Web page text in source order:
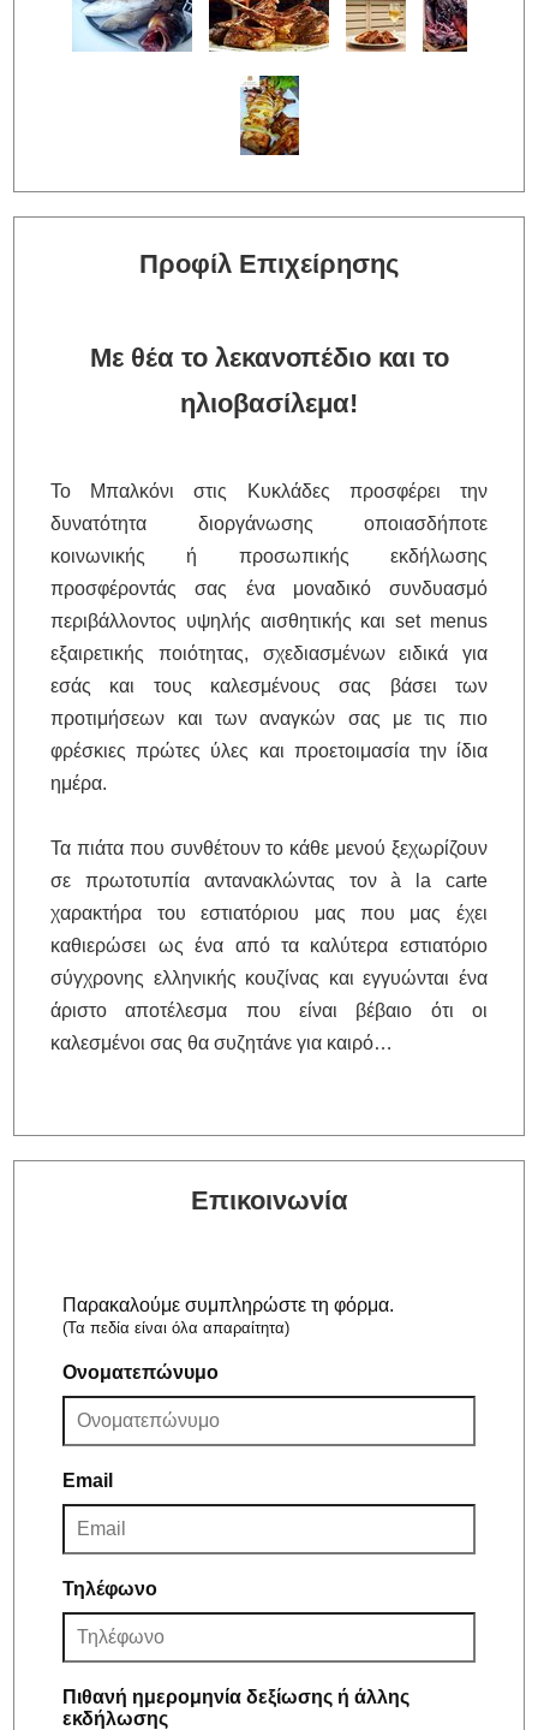
Προφίλ Επιχείρησης
Με θέα το λεκανοπέδιο και το
ηλιοβασίλεμα!
To Μπαλκόνι στις Κυκλάδες προσφέρει την
δυνατότητα διοργάνωσης οποιασδήποτε
κοινωνικής ή προσωπικής εκδήλωσης
προσφέροντάς σας ένα μοναδικό συνδυασμό
περιβάλλοντος υψηλής αισθητικής και set menus
εξαιρετικής ποιότητας, σχεδιασμένων ειδικά για
εσάς και τους καλεσμένους σας βάσει των
προτιμήσεων και των αναγκών σας με τις πιο
φρέσκιες πρώτες ύλες και προετοιμασία την ίδια
ημέρα.
Τα πιάτα που συνθέτουν το κάθε μενού ξεχωρίζουν
σε πρωτοτυπία αντανακλώντας τον à la carte
χαρακτήρα του εστιατόριου μας που μας έχει
καθιερώσει ως ένα από τα καλύτερα εστιατόριο
σύγχρονης ελληνικής κουζίνας και εγγυώνται ένα
άριστο αποτέλεσμα που είναι βέβαιο ότι οι
καλεσμένοι σας θα συζητάνε για καιρό…
Επικοινωνία
Παρακαλούμε συμπληρώστε τη φόρμα.
(Τα πεδία είναι όλα απαραίτητα)
Ονοματεπώνυμο
Email
Τηλέφωνο
Πιθανή ημερομηνία δεξίωσης ή άλλης
εκδήλωσης